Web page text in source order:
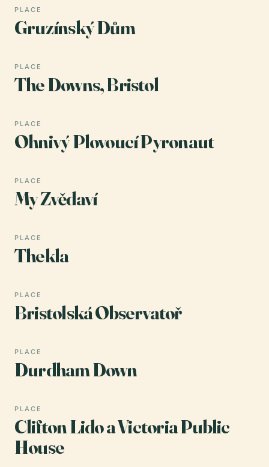
PLACE
Gruzínský Dům
PLACE
The Downs, Bristol
PLACE
Ohnivý Plovoucí Pyronaut
PLACE
My Zvědaví
PLACE
Thekla
PLACE
Bristolská Observatoř
PLACE
Durdham Down
PLACE
Clifton Lido a Victoria Public
House